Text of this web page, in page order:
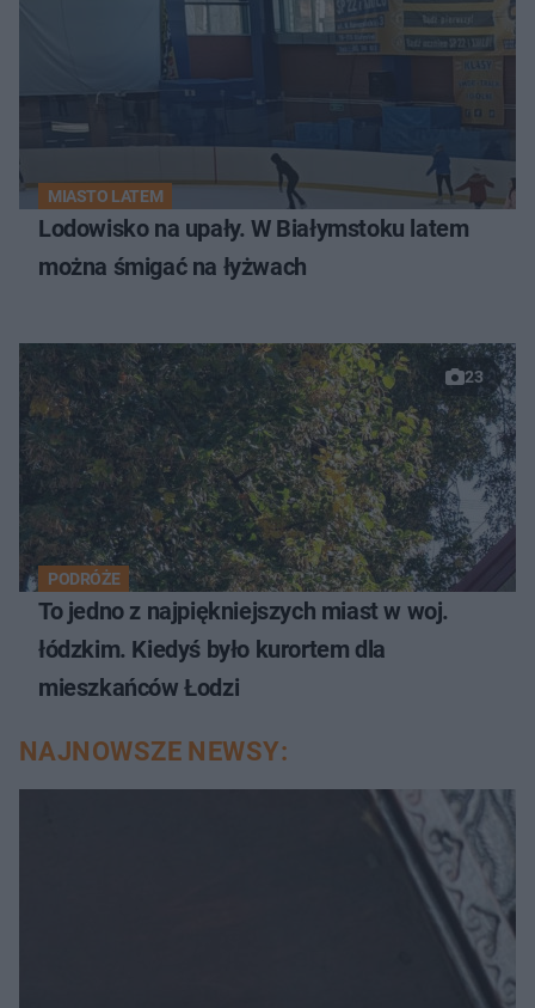
MIASTO LATEM
Lodowisko na upały. W Białymstoku latem
można śmigać na łyżwach
23
PODRÓŻE
To jedno z najpiękniejszych miast w woj.
łódzkim. Kiedyś było kurortem dla
mieszkańców Łodzi
NAJNOWSZE NEWSY: